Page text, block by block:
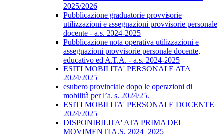
2025/2026
Pubblicazione graduatorie provvisorie
utilizzazioni e assegnazioni provvisorie personale
docente - a.s. 2024-2025
Pubblicazione nota operativa utilizzazioni e
assegnazioni provvisorie personale docente,
educativo ed A.T.A. - a.s. 2024-2025
ESITI MOBILITA' PERSONALE ATA
2024/2025
esubero provinciale dopo le operazioni di
mobilità per l’a. s. 2024/25.
ESITI MOBILITA' PERSONALE DOCENTE
2024/2025
DISPONIBILITA' ATA PRIMA DEI
MOVIMENTI A.S. 2024_2025